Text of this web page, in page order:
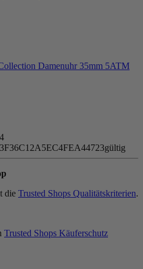
Damenuhr 35mm 5ATM
gültig
die Trusted Shops Qualitätskriterien.
Trusted Shops Käuferschutz